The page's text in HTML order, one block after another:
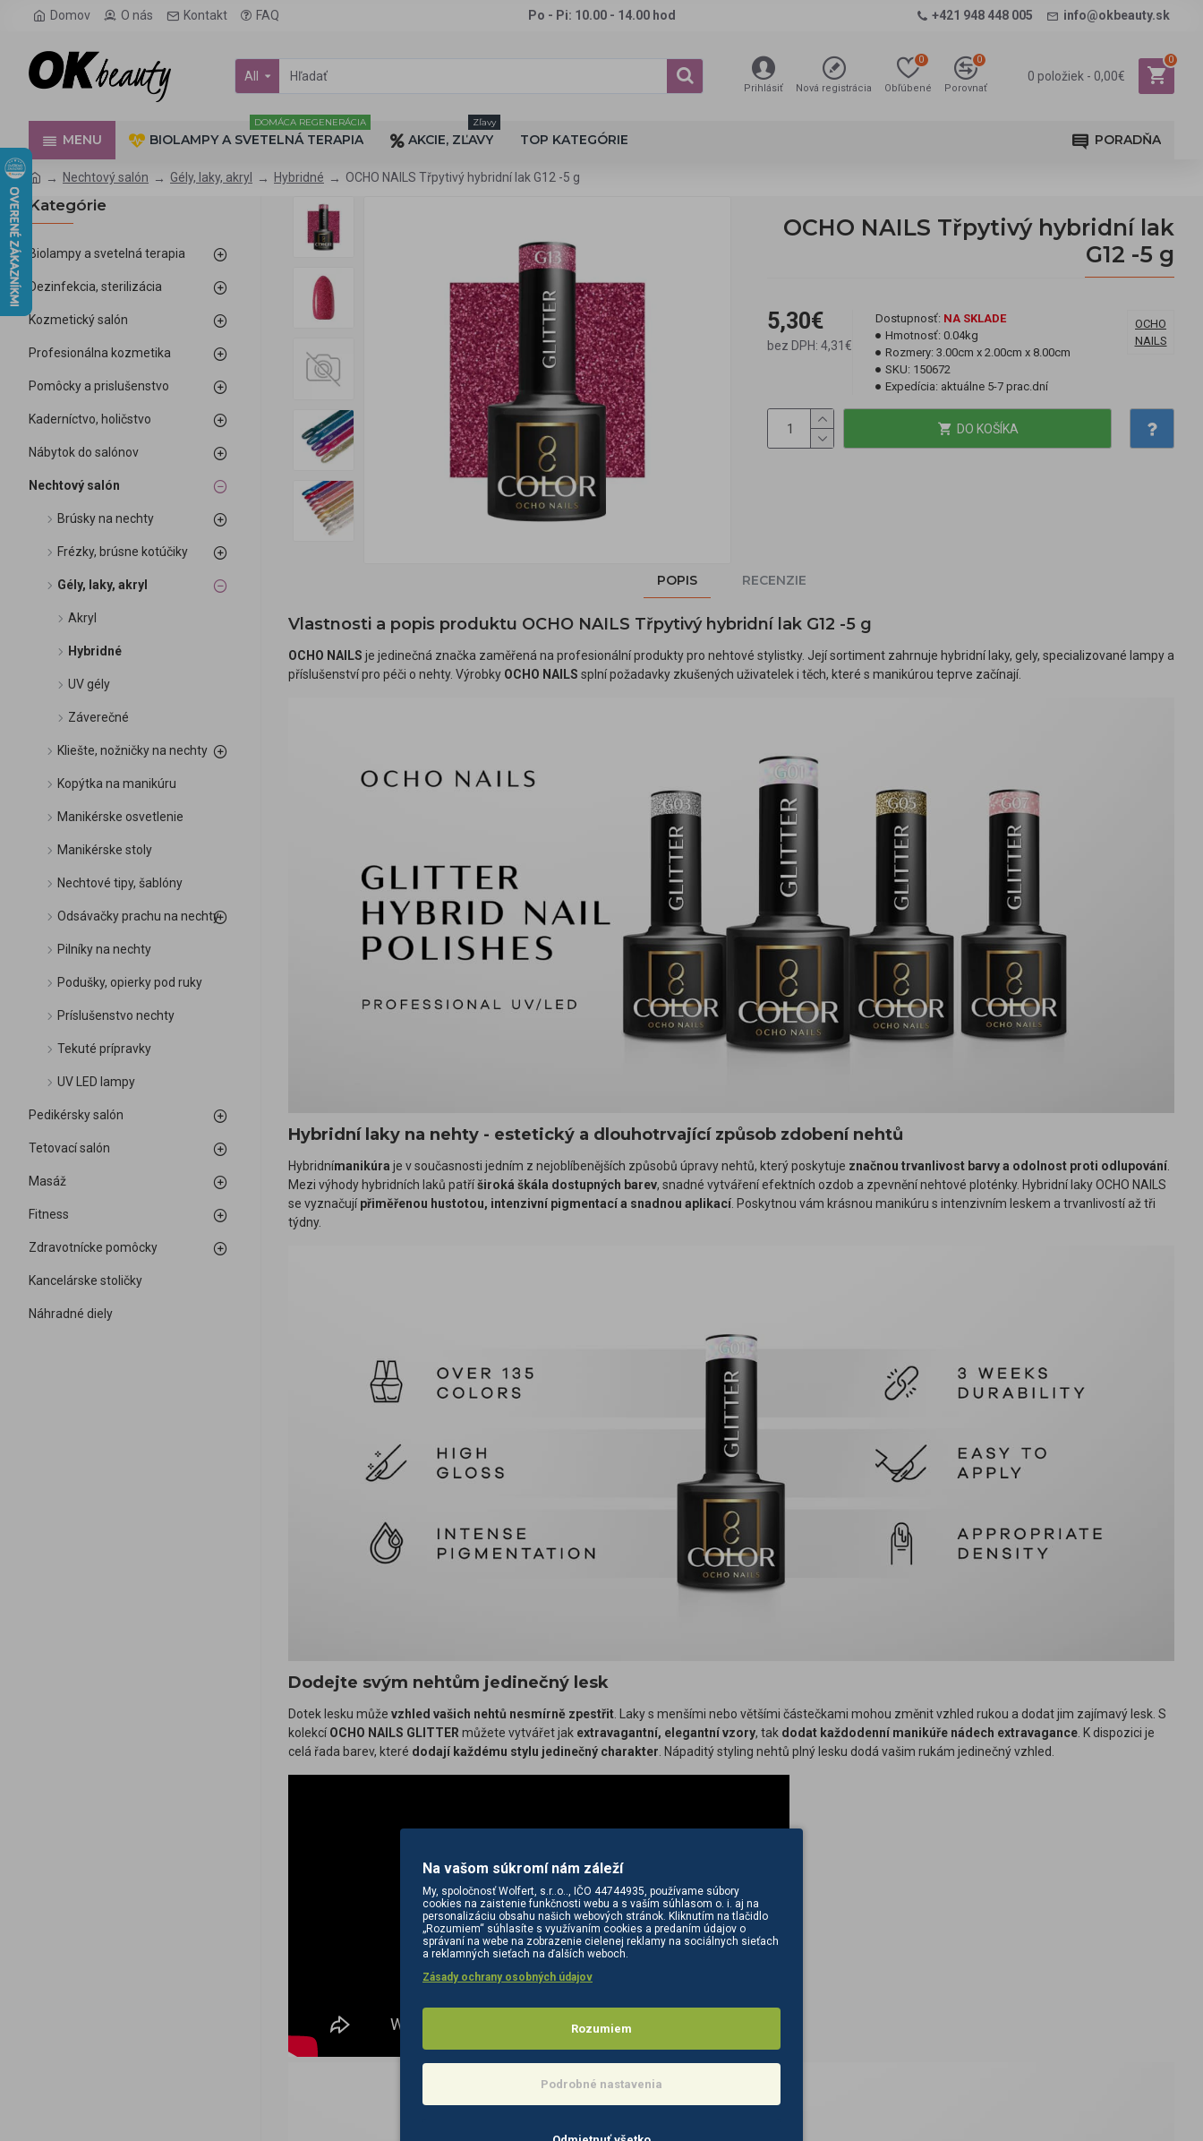
Domov O nás Kontakt FAQ Po - Pi: 10.00 - 14.00 hod +421 948 448 005 info@okbeauty.sk
All
Prihlásiť Nová registrácia Obľúbené
0
Porovnať
0
0 položiek - 0,00€
0
MENU BIOLAMPY A SVETELNÁ TERAPIA
DOMÁCA REGENERÁCIA
AKCIE, ZĽAVY
Zľavy
TOP KATEGÓRIE PORADŇA
Nechtový salón Gély, laky, akryl Hybridné OCHO NAILS Třpytivý hybridní lak G12 -5 g
Kategórie
Biolampy a svetelná terapia
Dezinfekcia, sterilizácia
Kozmetický salón
Profesionálna kozmetika
Pomôcky a prislušenstvo
Kaderníctvo, holičstvo
Nábytok do salónov
Nechtový salón
Brúsky na nechty
Frézky, brúsne kotúčiky
Gély, laky, akryl
Akryl
Hybridné
UV gély
Záverečné
Kliešte, nožničky na nechty
Kopýtka na manikúru
Manikérske osvetlenie
Manikérske stoly
Nechtové tipy, šablóny
Odsávačky prachu na nechty
Pilníky na nechty
Podušky, opierky pod ruky
Príslušenstvo nechty
Tekuté prípravky
UV LED lampy
Pedikérsky salón
Tetovací salón
Masáž
Fitness
Zdravotnícke pomôcky
Kancelárske stoličky
Náhradné diely
OCHO NAILS Třpytivý hybridní lak
G12 -5 g
5,30€
bez DPH: 4,31€
Dostupnosť: NA SKLADE
Hmotnosť: 0.04kg
Rozmery: 3.00cm x 2.00cm x 8.00cm
SKU: 150672
Expedícia: aktuálne 5-7 prac.dní
OCHO
NAILS
DO KOŠÍKA
POPIS RECENZIE
Vlastnosti a popis produktu OCHO NAILS Třpytivý hybridní lak G12 -5 g
OCHO NAILS je jedinečná značka zaměřená na profesionální produkty pro nehtové stylistky. Její sortiment zahrnuje hybridní laky, gely, specializované lampy a
příslušenství pro péči o nehty. Výrobky OCHO NAILS splní požadavky zkušených uživatelek i těch, které s manikúrou teprve začínají.
Hybridní laky na nehty - estetický a dlouhotrvající způsob zdobení nehtů
Hybridnímanikúra je v současnosti jedním z nejoblíbenějších způsobů úpravy nehtů, který poskytuje značnou trvanlivost barvy a odolnost proti odlupování
Mezi výhody hybridních laků patříširoká škála dostupných barev, snadné vytváření efektních ozdob a zpevnění nehtové ploténky. Hybridní laky OCHO NAILS
se vyznačujípřiměřenou hustotou, intenzivní pigmentací a snadnou aplikací . Poskytnou vám krásnou manikúru s intenzivním leskem a trvanlivostí až tři
týdny.
Dodejte svým nehtům jedinečný lesk
Dotek lesku může vzhled vašich nehtů nesmírně zpestřit . Laky s menšími nebo většími částečkami mohou změnit vzhled rukou a dodat jim zajímavý lesk. S
kolekcíOCHO NAILS GLITTER můžete vytvářet jak extravagantní, elegantní vzory, tak dodat každodenní manikúře nádech extravagance . K dispozici je
celá řada barev, které dodají každému stylu jedinečný charakter . Nápaditý styling nehtů plný lesku dodá vašim rukám jedinečný vzhled.
Na vašom súkromí nám záleží
My, spoločnosť Wolfert, s.r..o.., IČO 44744935, používame súbory
cookies na zaistenie funkčnosti webu a s vaším súhlasom o. i. aj na
personalizáciu obsahu našich webových stránok. Kliknutím na tlačidlo
„Rozumiem“ súhlasíte s využívaním cookies a predaním údajov o
správaní na webe na zobrazenie cielenej reklamy na sociálnych sieťach
a reklamných sieťach na ďalších weboch.
Zásady ochrany osobných údajov
Rozumiem
Podrobné nastavenia